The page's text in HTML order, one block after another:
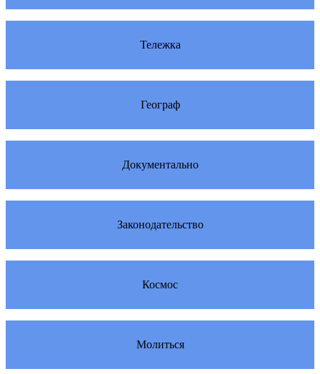
Тележка
Географ
Документально
Законодательство
Космос
Молиться